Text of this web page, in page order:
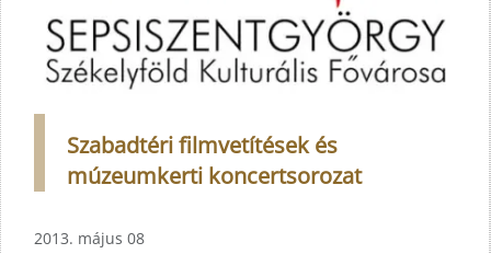
Szabadtéri filmvetítések és
múzeumkerti koncertsorozat
2013. május 08